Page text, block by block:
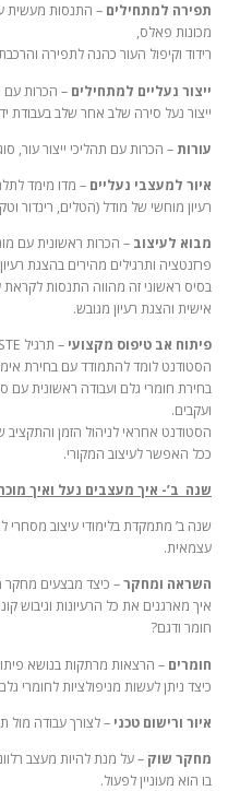
תפירה למתחילים – התנסות מעשית
מכונות פאלס,
רידוד וקיפול העור כהנה לתפירה
ייצור נעליים למתחילים – הכרות עם
ייצור נעל סירה שלב אחר שלב בעבודת
עורות– הכרות עם תהליכי ייצור עור,
איור למעצבי נעליים – מדו מימד
רעיון מוחשי של מודל (הטלים, רינדור
מבוא לעיצוב – הכרות ראשונית עם
פרזנטציה ותרגילים מהירים בהצגת
בסיס ראשוני זה מהווה התנסות
אישית והצגת רעיון מגובש.
פיתוח אב טיפוס מקצועי – תרגיל COPY PASTE- ייצור אב טיפוס על פי עיצוב קיים.
הסטודנט לומד להתמודד עם בחירת
בחירת חומרי גלם ועבודה ראשונית עם
ועקבים.
הסטודנט אחראי לניהול הזמן
ככל האפשר לעיצוב המקורי.
שנה ב’- איך מעצבים נעל ואיך
שנה ב’ מתמקדת בלימודי עיצוב
עצמאית.
השראה ומחקר– כיצד מבצעים
איך מארגנים את כל הרעיונות וגיבוש
חומר ודגם?
חומרים – הרצאות מרתקות בנושא
כיצד ניתן לעשות מניפולציות לחומרי
איור ורישום טכני – לצורך עבודה מול
מחקר שוק – על מנת להיות מעצב
בו הוא מעוניין לפעול.